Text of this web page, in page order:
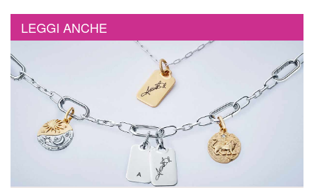
LEGGI ANCHE